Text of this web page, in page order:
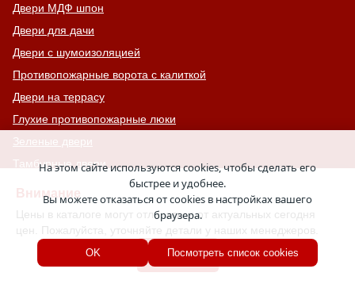
Внимание
Цены в каталоге могут отличаться от актуальных сегодня
цен. Пожалуйста, уточняйте детали у наших менеджеров.
Хорошо
Двери МДФ шпон
Двери для дачи
Двери с шумоизоляцией
Противопожарные ворота с калиткой
Двери на террасу
Глухие противопожарные люки
Зеленые двери
Тамбурные двери
Утепленные входные двери
Технические двери с вентиляцией
Ставни для дачи
Двери с чёрной фурнитурой
На этом сайте используются cookies, чтобы сделать его
быстрее и удобнее.
Вы можете отказаться от cookies в настройках вашего
браузера.
OK Посмотреть список cookies